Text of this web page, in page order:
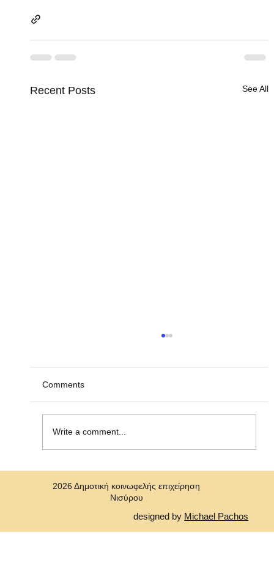
Recent Posts See All
"Σύμβασης Εργασίας Ορισμένου Χρόνου"
Η Δημοτική Κοινωφελής Επιχείρηση Νισύρου
Comments
Write a comment...
designed by Michael Pachos
2026 Δημοτική κοινωφελής επιχείρηση
Νισύρου